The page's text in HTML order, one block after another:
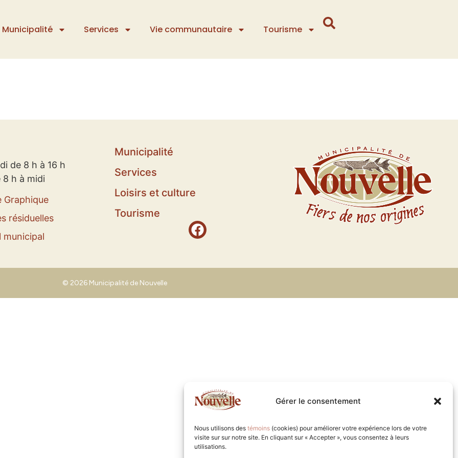
Gérer le consentement
Nous utilisons des témoins (cookies) pour améliorer votre expérience lors de votre
visite sur sur notre site. En cliquant sur « Accepter », vous consentez à leurs
utilisations.
Municipalité Services Vie communautaire Tourisme
de 8 h à 16 h
8 h à midi
Graphique
résiduelles
municipal
Municipalité
Services
Loisirs et culture
Tourisme
© 2026 Municipalité de Nouvelle